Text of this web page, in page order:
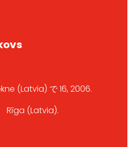
(Latvia) で 16, 2006.
Rīga (Latvia).